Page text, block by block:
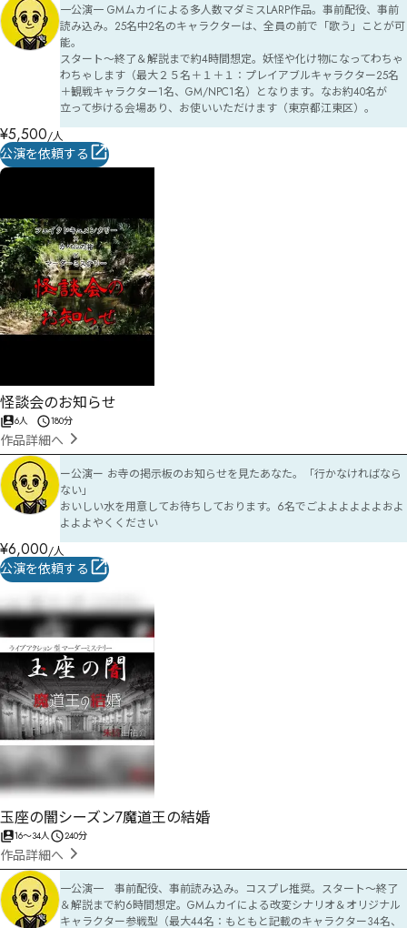
一公演一 GMムカイによる多人数マダミスLARP作品。事前配役、事前
読み込み。25名中2名のキャラクターは、全員の前で「歌う」ことが可
能。
スタート〜終了＆解説まで約4時間想定。妖怪や化け物になってわちゃ
わちゃします（最大２５名＋１＋１：プレイアブルキャラクター25名
＋観戦キャラクター1名、GM/NPC1名）となります。なお約40名が
立って歩ける会場あり、お使いいただけます（東京都江東区）。
¥5,500/人
公演を依頼する
怪談会のお知らせ
6人 180分
作品詳細へ
ー公演ー お寺の掲示板のお知らせを見たあなた。「行かなければなら
ない」
おいしい水を用意してお待ちしております。6名でごよよよよよよおよ
よよよやくください
¥6,000/人
公演を依頼する
玉座の闇シーズン7魔道王の結婚
16〜34人 240分
作品詳細へ
一公演一　事前配役、事前読み込み。コスプレ推奨。スタート〜終了
＆解説まで約6時間想定。GMムカイによる改変シナリオ＆オリジナル
キャラクター参戦型（最大44名：もともと記載のキャラクター34名、